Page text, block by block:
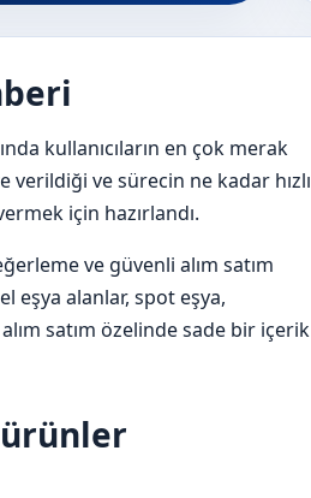
kullanıcıların en çok merak
ve sürecin ne kadar hızlı
için hazırlandı.
ve güvenli alım satım
eşya alanlar, spot eşya,
satım özelinde sade bir içerik